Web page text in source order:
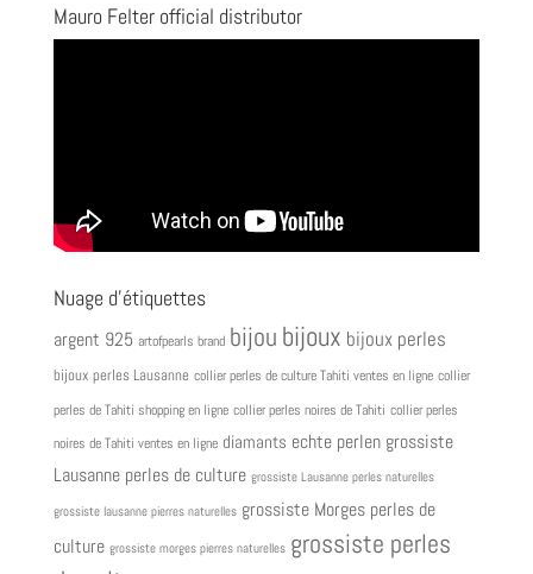
Mauro Felter official distributor
Nuage d’étiquettes
argent 925 artofpearls brand bijou bijoux bijoux perles
bijoux perles Lausanne collier perles de culture Tahiti ventes en ligne collier
perles de Tahiti shopping en ligne collier perles noires de Tahiti collier perles
noires de Tahiti ventes en ligne diamants echte perlen grossiste
Lausanne perles de culture grossiste Lausanne perles naturelles
grossiste lausanne pierres naturelles grossiste Morges perles de
culture grossiste morges pierres naturelles grossiste perles